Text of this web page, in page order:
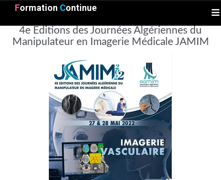
Formation Continue
4e Éditions des Journées Algériennes du
Manipulateur en Imagerie Médicale JAMIM